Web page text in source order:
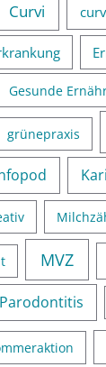
Curvi
Gesunde
grünepraxis
MVZ
Parodontitis